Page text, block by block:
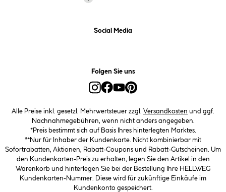
Social Media
Folgen Sie uns
Alle Preise inkl. gesetzl. Mehrwertsteuer zzgl. Versandkosten und ggf.
Nachnahmegebühren, wenn nicht anders angegeben.
*Preis bestimmt sich auf Basis Ihres hinterlegten Marktes.
**Nur für Inhaber der Kundenkarte. Nicht kombinierbar mit
Sofortrabatten, Aktionen, Rabatt-Coupons und Rabatt-Gutscheinen. Um
den Kundenkarten-Preis zu erhalten, legen Sie den Artikel in den
Warenkorb und hinterlegen Sie bei der Bestellung Ihre HELLWEG
Kundenkarten-Nummer. Diese wird für zukünftige Einkäufe im
Kundenkonto gespeichert.